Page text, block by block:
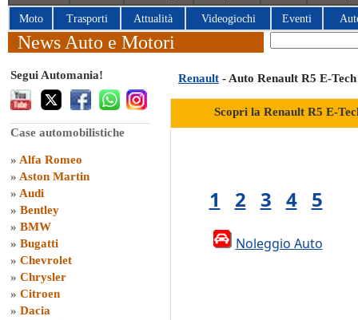
Moto Trasporti Attualità Videogiochi Eventi
News Auto e Motori
Segui Automania!
Case automobilistiche
» Alfa Romeo
» Aston Martin
» Audi
» Bentley
» BMW
» Bugatti
» Chevrolet
» Chrysler
» Citroen
» Dacia
Renault - Auto Renault R5 E-
Scopri la Renault R5 E-
1 2 3 4 5
Noleggio Auto